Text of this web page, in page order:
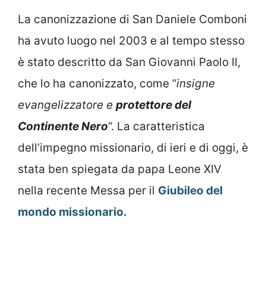
La canonizzazione di San Daniele Comboni
ha avuto luogo nel 2003 e al tempo stesso
è stato descritto da San Giovanni Paolo II,
che lo ha canonizzato, come “insigne
evangelizzatore e protettore del
Continente Nero“. La caratteristica
dell’impegno missionario, di ieri e di oggi, è
stata ben spiegata da papa Leone XIV
nella recente Messa per il Giubileo del
mondo missionario.